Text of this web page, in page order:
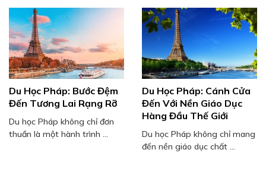
Du Học Pháp: Bước Đệm
Đến Tương Lai Rạng Rỡ
Du học Pháp không chỉ đơn
thuần là một hành trình ...
Du Học Pháp: Cánh Cửa
Đến Với Nền Giáo Dục
Hàng Đầu Thế Giới
Du học Pháp không chỉ mang
đến nền giáo dục chất ...